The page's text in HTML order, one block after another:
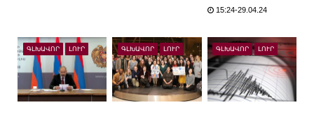
15:24-29.04.24
ԳԼԽԱՎՈՐ ԼՈՒՐ ԳԼԽԱՎՈՐ ԼՈՒՐ ԳԼԽԱՎՈՐ ԼՈՒՐ